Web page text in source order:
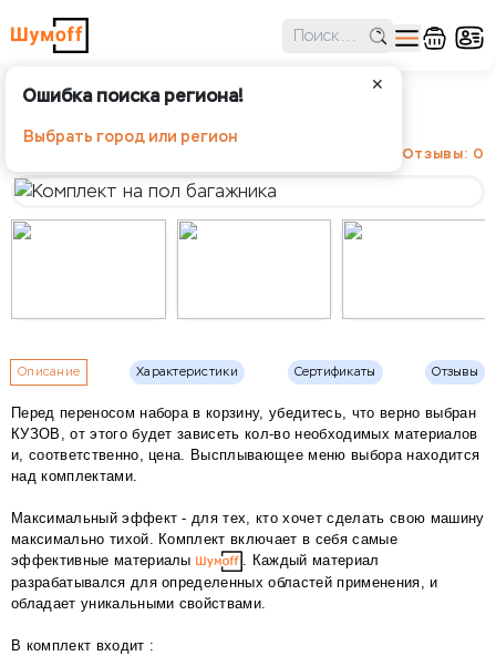
✕
Ошибка поиска региона!
Выбрать город или регион
Отзывы: 0
Описание Характеристики Сертификаты Отзывы
Перед переносом набора в корзину, убедитесь, что верно выбран
КУЗОВ, от этого будет зависеть кол-во необходимых материалов
и, соответственно, цена. Высплывающее меню выбора находится
над комплектами.
Максимальный эффект - для тех, кто хочет сделать свою машину
максимально тихой. Комплект включает в себя самые
эффективные материалы
. Каждый материал
разрабатывался для определенных областей применения, и
обладает уникальными свойствами.
В комплект входит :